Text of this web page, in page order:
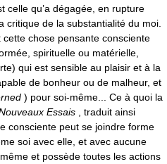
celle qu’a dégagée, en rupture
critique de la substantialité du moi.
chose pensante consciente
spirituelle ou matérielle,
qui est sensible au plaisir et à la
de bonheur ou de malheur, et
) pour soi-même... Ce à quoi la
Essais , traduit ainsi
consciente peut se joindre forme
soi avec elle, et avec aucune
et possède toutes les actions